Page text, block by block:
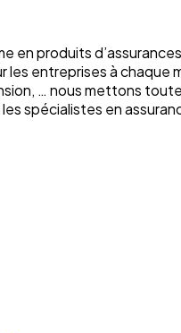
en produits
les entreprises à
… nous mettons
spécialistes en